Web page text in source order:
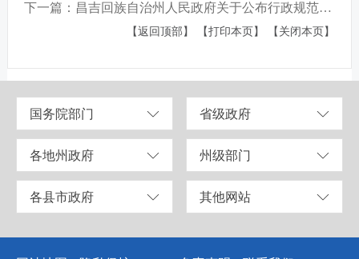
下一篇：昌吉回族自治州人民政府关于公布行政规范性文件、政策性文件清理结果的公告
【返回顶部】 【打印本页】 【关闭本页】
国务院部门 省级政府
各地州政府 州级部门
各县市政府 其他网站